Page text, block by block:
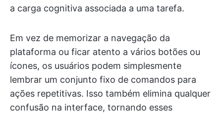
a carga cognitiva associada a uma tarefa.
Em vez de memorizar a navegação da
plataforma ou ficar atento a vários botões ou
ícones, os usuários podem simplesmente
lembrar um conjunto fixo de comandos para
ações repetitivas. Isso também elimina qualquer
confusão na interface, tornando esses